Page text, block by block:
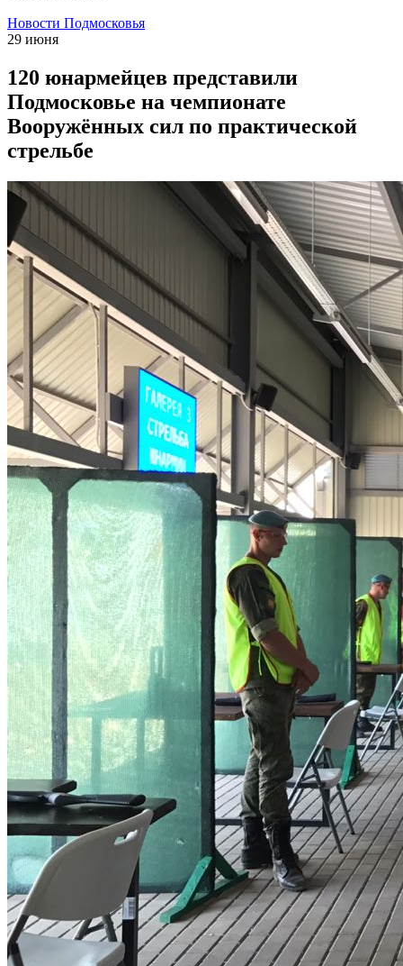
Новости Подмосковья
29 июня
120 юнармейцев представили
Подмосковье на чемпионате
Вооружённых сил по практической
стрельбе